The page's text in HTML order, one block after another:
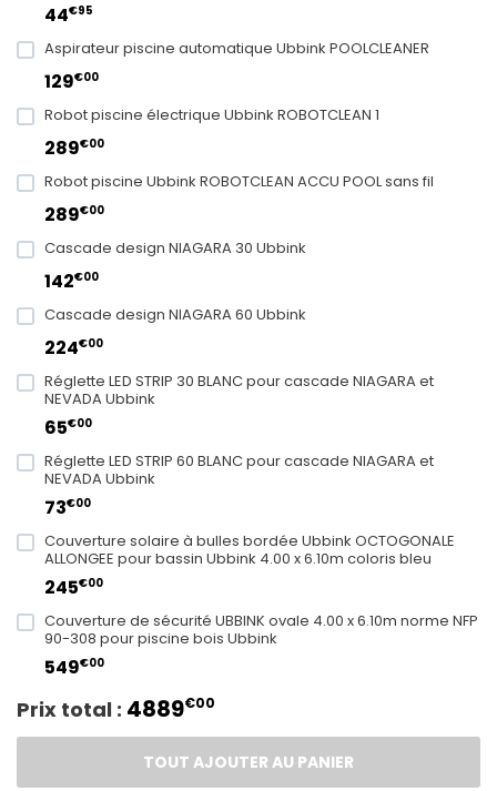
44€95
Aspirateur piscine automatique Ubbink POOLCLEANER
129€00
Robot piscine électrique Ubbink ROBOTCLEAN 1
289€00
Robot piscine Ubbink ROBOTCLEAN ACCU POOL sans fil
289€00
Cascade design NIAGARA 30 Ubbink
142€00
Cascade design NIAGARA 60 Ubbink
224€00
Réglette LED STRIP 30 BLANC pour cascade NIAGARA et
NEVADA Ubbink
65€00
Réglette LED STRIP 60 BLANC pour cascade NIAGARA et
NEVADA Ubbink
73€00
Couverture solaire à bulles bordée Ubbink OCTOGONALE
ALLONGEE pour bassin Ubbink 4.00 x 6.10m coloris bleu
245€00
Couverture de sécurité UBBINK ovale 4.00 x 6.10m norme NFP
90-308 pour piscine bois Ubbink
549€00
Prix total : 4889€00
TOUT AJOUTER AU PANIER